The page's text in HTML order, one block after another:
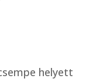
helyett